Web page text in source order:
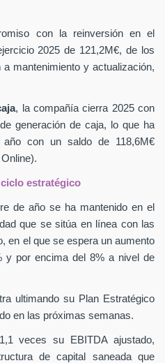
con la reinversión en el
2025 de 121,2M€, de los
mantenimiento y actualización,
, la compañía cierra 2025 con
generación de caja, lo que ha
con un saldo de 118,6M€
estratégico
de año se ha mantenido en el
que se sitúa en línea con las
en el que se espera un aumento
y por encima del 8% a nivel de
ultimando su Plan Estratégico
en las próximas semanas.
veces su EBITDA ajustado,
de capital saneada que